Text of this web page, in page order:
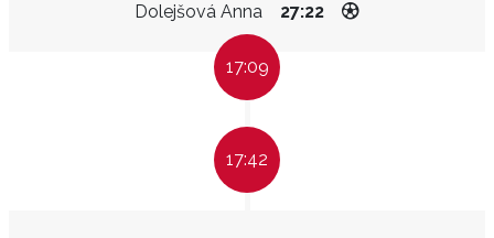
Dolejšová Anna 27:22
17:09
17:42